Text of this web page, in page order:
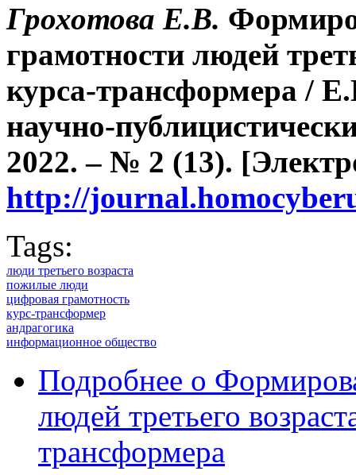
Грохотова Е.В.
грамотности людей
курса-трансформера /
научно-
2022. – № 2 (13).
http://
Tags:
люди третьего возраста
пожилые люди
цифровая грамотность
курс-трансформер
андрагогика
информационное общество
Подробнее о
людей третьего
трансформера